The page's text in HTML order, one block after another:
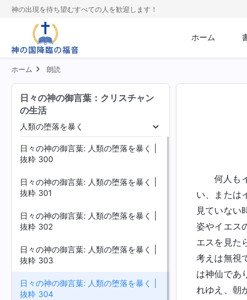
神の出現を待ち望むすべての人を歓迎します！
ホーム
ホーム 朗読
日々の神の御言葉：クリスチャン
の生活
人類の堕落を暴く
を暴く 人類の堕落を暴く いのちへの入り 終着
日々の神の御言葉: 人類の堕落を暴く |
抜粋 300
日々の神の御言葉: 人類の堕落を暴く |
抜粋 301
日々の神の御言葉: 人類の堕落を暴く |
抜粋 302
日々の神の御言葉: 人類の堕落を暴く |
抜粋 303
日々の神の御言葉: 人類の堕落を暴く |
抜粋 304
何人も
い、または
見ていない
姿やイエス
エスを見た
考えは無視
は神仙であ
れゆえ、朝